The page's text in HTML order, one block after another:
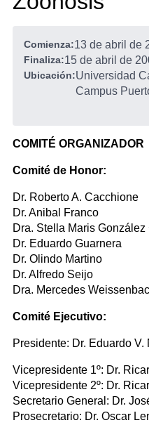
Comienza:13 de abril de
Finaliza:15 de abril de
Ubicación:Universidad
Campus
COMITÉ ORGANIZADOR
Comité de Honor:
Dr. Roberto A. Cacchione
Dr. Anibal Franco
Dra. Stella Maris González
Dr. Eduardo Guarnera
Dr. Olindo Martino
Dr. Alfredo Seijo
Dra. Mercedes
Comité Ejecutivo:
Presidente: Dr. Eduardo V.
Vicepresidente 1º: Dr.
Vicepresidente 2º: Dr.
Secretario General: Dr.
Prosecretario: Dr. Oscar